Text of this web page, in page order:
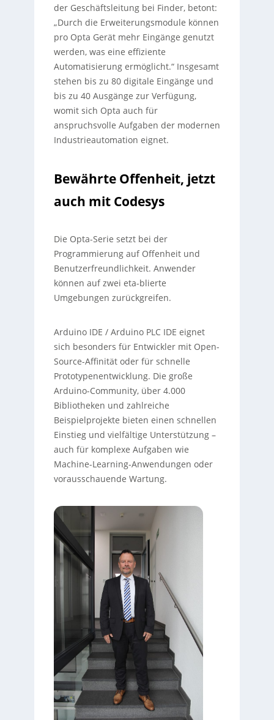
der Geschäftsleitung bei Finder, betont:
„Durch die Erweiterungsmodule können
pro Opta Gerät mehr Eingänge genutzt
werden, was eine effiziente
Automatisierung ermöglicht.“ Insgesamt
stehen bis zu 80 digitale Eingänge und
bis zu 40 Ausgänge zur Verfügung,
womit sich Opta auch für
anspruchsvolle Aufgaben der modernen
Industrieautomation eignet.
Bewährte Offenheit, jetzt
auch mit Codesys
Die Opta-Serie setzt bei der
Programmierung auf Offenheit und
Benutzerfreundlichkeit. Anwender
können auf zwei eta-blierte
Umgebungen zurückgreifen.
Arduino IDE / Arduino PLC IDE eignet
sich besonders für Entwickler mit Open-
Source-Affinität oder für schnelle
Prototypenentwicklung. Die große
Arduino-Community, über 4.000
Bibliotheken und zahlreiche
Beispielprojekte bieten einen schnellen
Einstieg und vielfältige Unterstützung –
auch für komplexe Aufgaben wie
Machine-Learning-Anwendungen oder
vorausschauende Wartung.